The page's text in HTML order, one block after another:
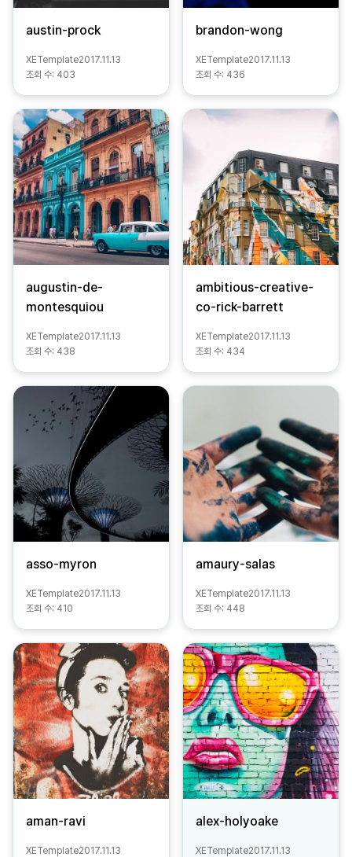
austin-prock
XETemplate2017.11.13
조회 수: 403
brandon-wong
XETemplate2017.11.13
조회 수: 436
augustin-de-
montesquiou
XETemplate2017.11.13
조회 수: 438
ambitious-creative-
co-rick-barrett
XETemplate2017.11.13
조회 수: 434
asso-myron
XETemplate2017.11.13
조회 수: 410
amaury-salas
XETemplate2017.11.13
조회 수: 448
aman-ravi
XETemplate2017.11.13
alex-holyoake
XETemplate2017.11.13